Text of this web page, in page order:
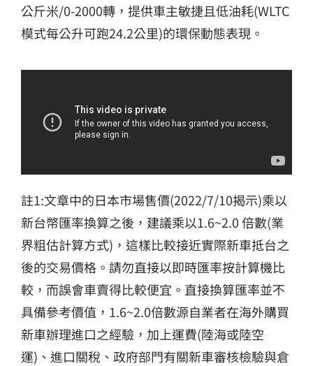
公斤米/0-2000轉，提供車主敏捷且低油耗(WLTC
模式每公升可跑24.2公里)的環保動態表現。
註1:文章中的日本市場售價(2022/7/10揭示)乘以
新台幣匯率換算之後，建議乘以1.6~2.0 倍數(業
界粗估計算方式)，這樣比較接近實際新車抵台之
後的交易價格。請勿直接以即時匯率按計算機比
較，而誤會車賣得比較便宜。直接換算匯率並不
具備參考價值，1.6~2.0倍數源自業者在海外購買
新車辦理進口之經驗，加上運費(陸海或陸空
運)、進口關稅、政府部門有關新車審核檢驗與倉